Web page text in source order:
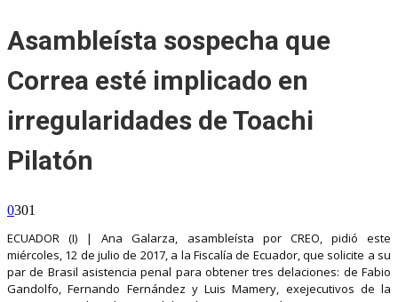
Asambleísta sospecha que
Correa esté implicado en
irregularidades de Toachi
Pilatón
0301
ECUADOR (I) | Ana Galarza, asambleísta por CREO, pidió este
miércoles, 12 de julio de 2017, a la Fiscalía de Ecuador, que solicite a su
par de Brasil asistencia penal para obtener tres delaciones: de Fabio
Gandolfo, Fernando Fernández y Luis Mamery, exejecutivos de la